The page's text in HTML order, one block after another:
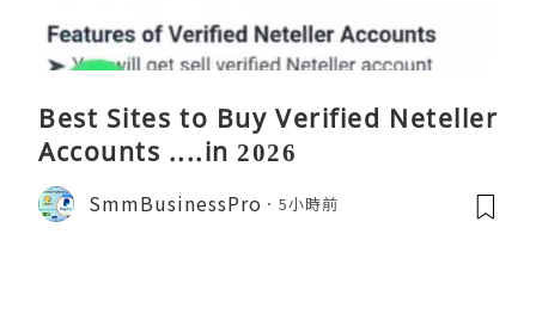
Best Sites to Buy Verified Neteller
Accounts ....in 2026
SmmBusinessPro 5小時前